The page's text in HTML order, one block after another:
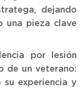
dejando
una pieza clave
por lesión
de un veterano:
su experiencia y